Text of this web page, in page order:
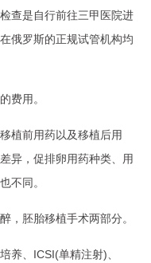
查是自行前往三甲医院进
俄罗斯的正规试管机构均
费用。
植前用药以及移植后用
异，促排卵用药种类、用
不同。
，胚胎移植手术两部分。
养、ICSI(单精注射)、